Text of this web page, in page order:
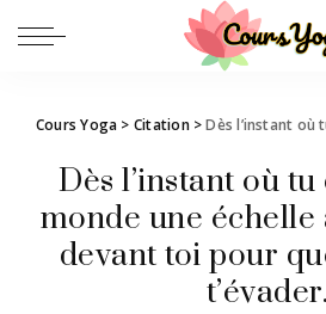
Cours Yoga > Citation>Dès l’instant où tu es venu au monde
Dès l’instant où
monde une échelle
devant toi pour
t’évader.